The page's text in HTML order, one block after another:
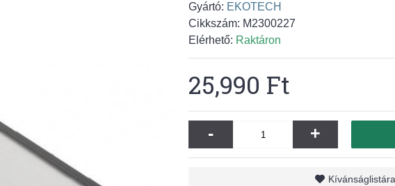
Gyártó: EKOTECH
Cikkszám: M2300227
Elérhető: Raktáron
25,990 Ft
- +
Kívánságlistára